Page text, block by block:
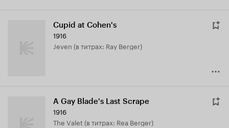
Cupid at Cohen's
1916
Jeven (в титрах: Ray Berger)
A Gay Blade's Last Scrape
1916
The Valet (в титрах: Rea Berger)